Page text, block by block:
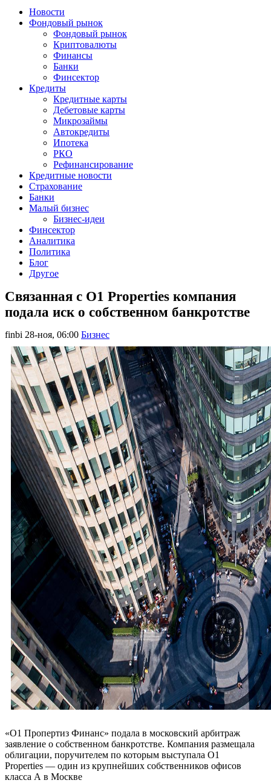
Новости
Фондовый рынок
Фондовый рынок
Криптовалюты
Финансы
Банки
Финсектор
Кредиты
Кредитные карты
Дебетовые карты
Микрозаймы
Автокредиты
Ипотека
РКО
Рефинансирование
Кредитные новости
Страхование
Банки
Малый бизнес
Бизнес-идеи
Финсектор
Аналитика
Политика
Блог
Другое
Связанная с O1 Properties компания
подала иск о собственном банкротстве
finbi 28-ноя, 06:00 Бизнес
«О1 Пропертиз Финанс» подала в московский арбитраж
заявление о собственном банкротстве. Компания размещала
облигации, поручителем по которым выступала O1
Properties — один из крупнейших собственников офисов
класса А в Москве